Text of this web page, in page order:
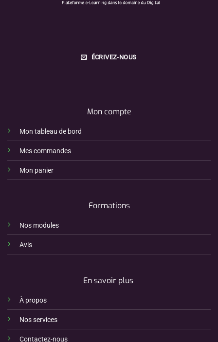
ÉCRIVEZ-NOUS
Mon compte
Mon tableau de bord
Mes commandes
Mon panier
Formations
Nos modules
Avis
En savoir plus
À propos
Nos services
Contactez-nous